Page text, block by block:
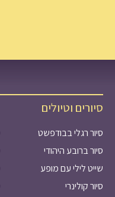
סיורים וטיולים
סיור רגלי בבודפשט
סיור ברובע היהודי
שייט לילי עם מופע
סיור קולינרי